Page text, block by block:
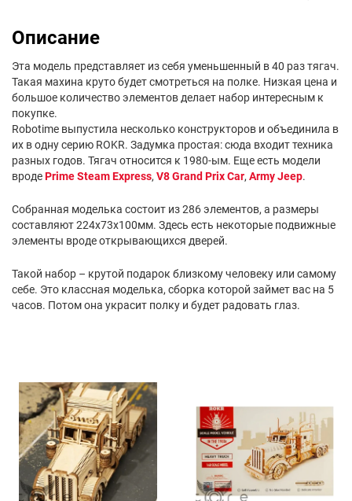
Описание
Эта модель представляет из себя уменьшенный в 40 раз тягач.
Такая махина круто будет смотреться на полке. Низкая цена и
большое количество элементов делает набор интересным к
покупке.
Robotime выпустила несколько конструкторов и объединила в
их в одну серию ROKR. Задумка простая: сюда входит техника
разных годов. Тягач относится к 1980-ым. Еще есть модели
вродеPrime Steam Express, V8 Grand Prix Car, Army Jeep.
Собранная моделька состоит из 286 элементов, а размеры
составляют 224х73х100мм. Здесь есть некоторые подвижные
элементы вроде открывающихся дверей.
Такой набор – крутой подарок близкому человеку или самому
себе. Это классная моделька, сборка которой займет вас на 5
часов. Потом она украсит полку и будет радовать глаз.